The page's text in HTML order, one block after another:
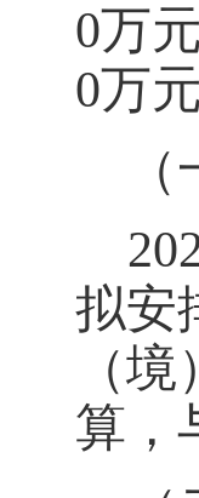
0万
0万
拟安
（
算，